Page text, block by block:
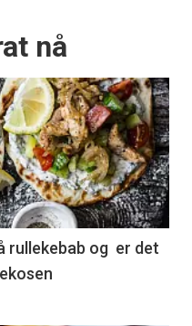
nå
rullekebab og er det